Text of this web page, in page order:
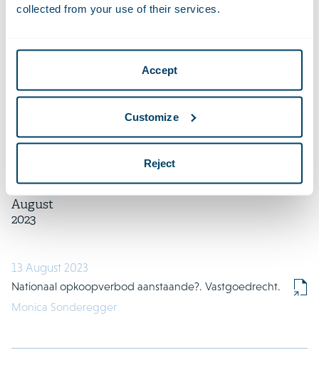
collected from your use of their services.
Accept
Customize
Reject
Noot jurisprudentiebespreking. Tijdschrift voor
Huurrecht Bedrijfsruimte.
Romée Boitelle
August
2023
13 August 2023
Nationaal opkoopverbod aanstaande?. Vastgoedrecht.
Monica Sonderegger